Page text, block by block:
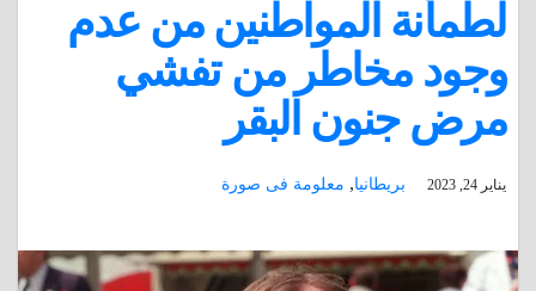
لطمأنة المواطنين من عدم
وجود مخاطر من تفشي
مرض جنون البقر
يناير 24, 2023 بريطانيا, معلومة فى صورة